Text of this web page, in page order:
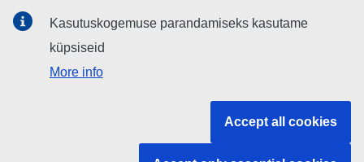
Otsige ELi teavet
ELi institutsioonid ja asutused
Kasutuskogemuse parandamiseks kasutame
küpsiseid
More info
Accept all cookies